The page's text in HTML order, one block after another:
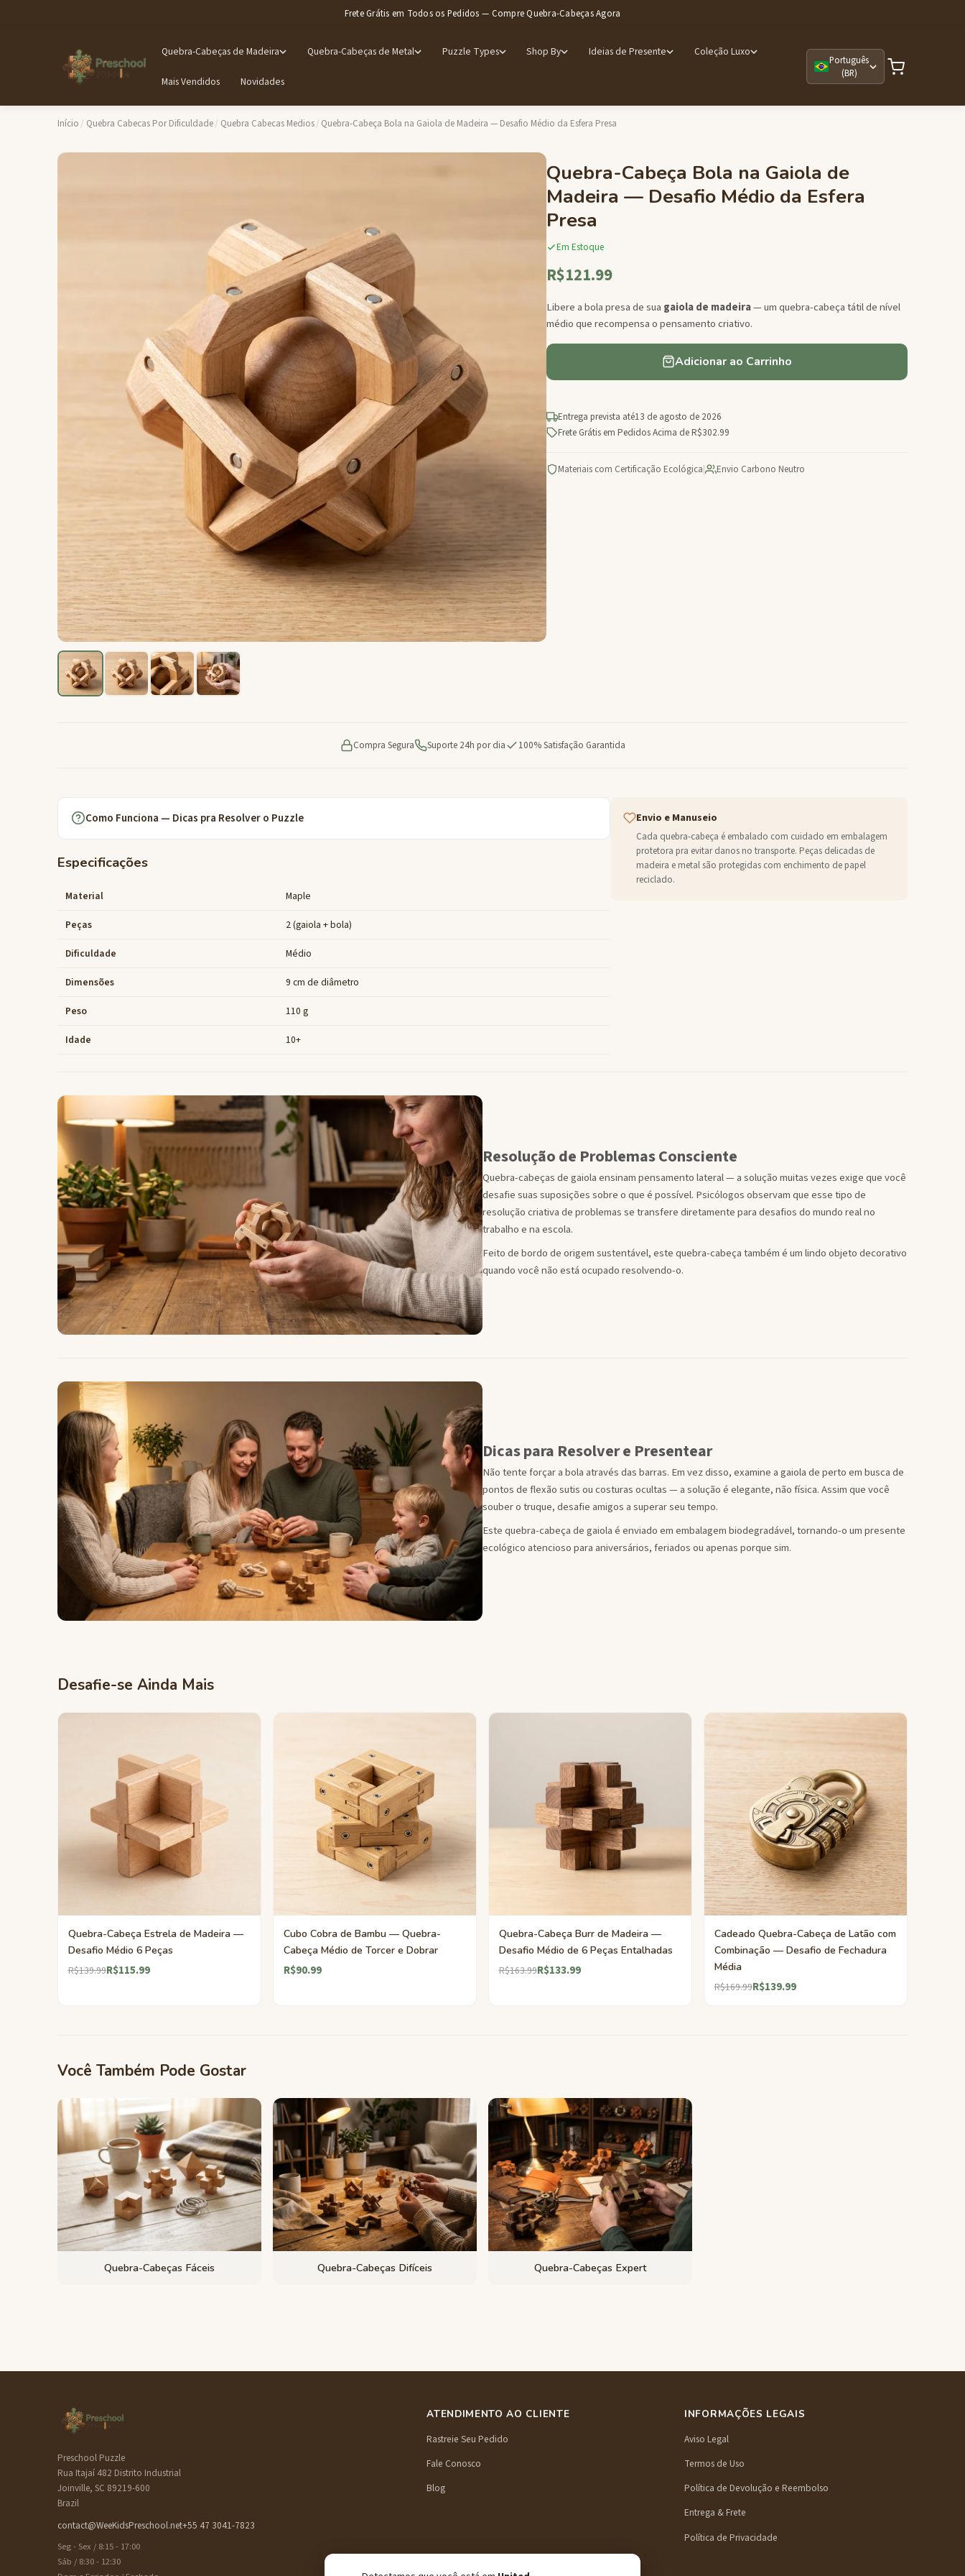
Frete Grátis em Todos os Pedidos — Compre Quebra-Cabeças Agora
Quebra-Cabeças de Madeira Quebra-Cabeças de Metal Puzzle Types Shop By Ideias de Presente Coleção Luxo
Mais Vendidos Novidades
Português
(BR)
Início / Quebra Cabecas Por Dificuldade/ Quebra Cabecas Medios/ Quebra-Cabeça Bola na Gaiola de Madeira — Desafio Médio da Esfera Presa
Quebra-Cabeça Bola na Gaiola de
Madeira — Desafio Médio da Esfera
Presa
Em Estoque
R$121.99
Libere a bola presa de sua gaiola de madeira— um quebra-cabeça tátil de nível
médio que recompensa o pensamento criativo.
Adicionar ao Carrinho
Entrega prevista até13 de agosto de 2026
Frete Grátis em Pedidos Acima de R$302.99
Materiais com Certificação Ecológica| Envio Carbono Neutro
Compra Segura Suporte 24h por dia 100% Satisfação Garantida
Como Funciona — Dicas pra Resolver o Puzzle
Especificações
Material Maple
Peças 2 (gaiola + bola)
Dificuldade Médio
Dimensões 9 cm de diâmetro
Peso 110 g
Idade 10+
Envio e Manuseio
Cada quebra-cabeça é embalado com cuidado em embalagem
protetora pra evitar danos no transporte. Peças delicadas de
madeira e metal são protegidas com enchimento de papel
reciclado.
Resolução de Problemas Consciente
Quebra-cabeças de gaiola ensinam pensamento lateral — a solução muitas vezes exige que você
desafie suas suposições sobre o que é possível. Psicólogos observam que esse tipo de
resolução criativa de problemas se transfere diretamente para desafios do mundo real no
trabalho e na escola.
Feito de bordo de origem sustentável, este quebra-cabeça também é um lindo objeto decorativo
quando você não está ocupado resolvendo-o.
Dicas para Resolver e Presentear
Não tente forçar a bola através das barras. Em vez disso, examine a gaiola de perto em busca de
pontos de flexão sutis ou costuras ocultas — a solução é elegante, não física. Assim que você
souber o truque, desafie amigos a superar seu tempo.
Este quebra-cabeça de gaiola é enviado em embalagem biodegradável, tornando-o um presente
ecológico atencioso para aniversários, feriados ou apenas porque sim.
Desafie-se Ainda Mais
Quebra-Cabeça Estrela de Madeira —
Desafio Médio 6 Peças
R$139.99R$115.99
Cubo Cobra de Bambu — Quebra-
Cabeça Médio de Torcer e Dobrar
R$90.99
Quebra-Cabeça Burr de Madeira —
Desafio Médio de 6 Peças Entalhadas
R$163.99R$133.99
Cadeado Quebra-Cabeça de Latão com
Combinação — Desafio de Fechadura
Média
R$169.99R$139.99
Você Também Pode Gostar
Quebra-Cabeças Fáceis Quebra-Cabeças Difíceis Quebra-Cabeças Expert
Preschool Puzzle
Rua Itajaí 482 Distrito Industrial
Joinville, SC 89219-600
Brazil
contact@WeeKidsPreschool.net+55 47 3041-7823
Seg - Sex / 8:15 - 17:00
Sáb / 8:30 - 12:30
ATENDIMENTO AO CLIENTE
Rastreie Seu Pedido
Fale Conosco
Blog
INFORMAÇÕES LEGAIS
Aviso Legal
Termos de Uso
Política de Devolução e Reembolso
Entrega & Frete
Política de Privacidade